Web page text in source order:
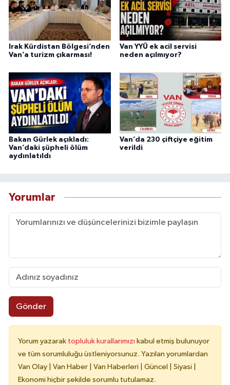
Irak Kürdistan Bölgesi’nden
Van’a turizm çıkarması!
Van YYÜ ek acil servisi
neden açılmıyor?
Bakan Gürlek açıkladı:
Van’daki şüpheli ölüm
aydınlatıldı
Van’da 230 çiftçiye eğitim
verildi
Yorumlar
Gönder
Yorum yazarak topluluk kurallarımızı kabul etmiş bulunuyor
ve tüm sorumluluğu üstleniyorsunuz. Yazılan yorumlardan
Van Olay | Van Haber | Van Haberleri | Güncel | Siyasi |
Ekonomi hiçbir şekilde sorumlu tutulamaz.